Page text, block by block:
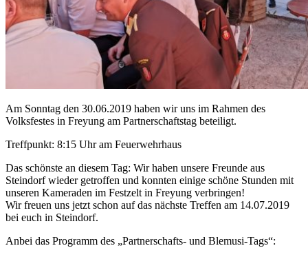
Am Sonntag den 30.06.2019 haben wir uns im Rahmen des
Volksfestes in Freyung am Partnerschaftstag beteiligt.
Treffpunkt: 8:15 Uhr am Feuerwehrhaus
Das schönste an diesem Tag: Wir haben unsere Freunde aus
Steindorf wieder getroffen und konnten einige schöne Stunden mit
unseren Kameraden im Festzelt in Freyung verbringen!
Wir freuen uns jetzt schon auf das nächste Treffen am 14.07.2019
bei euch in Steindorf.
Anbei das Programm des „Partnerschafts- und Blemusi-Tags“: